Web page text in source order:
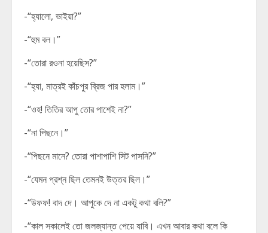
-“হ্যালো, ভাইয়া?”
-“হুম বল।”
-“তোরা রওনা হয়েছিস?”
-“হ্যা, মাত্রই কাঁচপুর ব্রিজ পার হলাম।”
-“ওহ! তিতির আপু তোর পাশেই না?”
-“না পিছনে।”
-“পিছনে মানে? তোরা পাশাপাশি সিট পাসনি?”
-“যেমন প্রশ্ন ছিল তেমনই উত্তর ছিল।”
-“উফফ! বাদ দে। আপুকে দে না একটু কথা বলি?”
-“কাল সকালেই তো জলজ্যান্ত পেয়ে যাবি। এখন আবার কথা বলে কি